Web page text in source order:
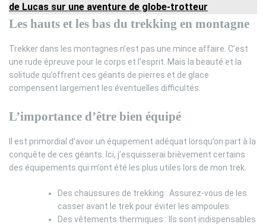
de Lucas sur une aventure de globe-trotteur
Les hauts et les bas du trekking en montagne
Trekker dans les montagnes n’est pas une mince affaire. C’est
une rude épreuve pour le corps et l’esprit. Mais la beauté et la
solitude qu’offrent ces géants de pierres et de glace
compensent largement les éventuelles difficultés.
L’importance d’être bien équipé
Il est primordial d’avoir un équipement adéquat lorsqu’on part à la
conquête de ces géants. Ici, j’esquisserai brièvement certains
des équipements qui m’ont été les plus utiles lors de mon trek.
Des chaussures de trekking : Assurez-vous de les
casser avant le trek pour éviter les ampoules.
Des vêtements thermiques : Ils sont indispensables